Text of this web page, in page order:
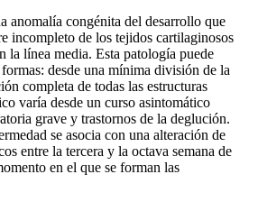
anomalía congénita del desarrollo que
incompleto de los tejidos cartilaginosos
la línea media. Esta patología puede
desde una mínima división de la
completa de todas las estructuras
varía desde un curso asintomático
grave y trastornos de la deglución.
se asocia con una alteración de
entre la tercera y la octava semana de
en el que se forman las